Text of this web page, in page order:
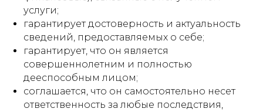
услуги;
гарантирует достоверность и актуальность
сведений, предоставляемых о себе;
гарантирует, что он является
совершеннолетним и полностью
дееспособным лицом;
соглашается, что он самостоятельно несет
ответственность за любые последствия,